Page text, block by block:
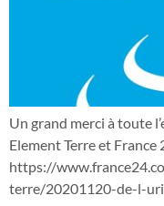
Un grand merci à toute
Element Terre et
https://
terre/20201120-de-l-